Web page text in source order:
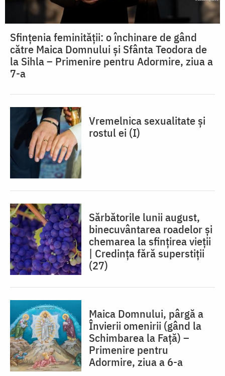
Sfințenia feminității: o închinare de gând
către Maica Domnului și Sfânta Teodora de
la Sihla – Primenire pentru Adormire, ziua a
7-a
Vremelnica sexualitate și
rostul ei (I)
Sărbătorile lunii august,
binecuvântarea roadelor și
chemarea la sfințirea vieții
| Credința fără superstiții
(27)
Maica Domnului, pârgă a
Învierii omenirii (gând la
Schimbarea la Față) –
Primenire pentru
Adormire, ziua a 6-a